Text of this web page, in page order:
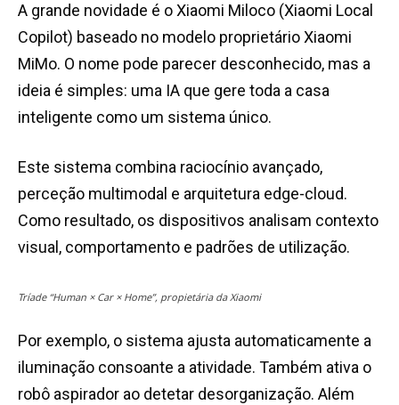
A grande novidade é o Xiaomi Miloco (Xiaomi Local
Copilot) baseado no modelo proprietário Xiaomi
MiMo. O nome pode parecer desconhecido, mas a
ideia é simples: uma IA que gere toda a casa
inteligente como um sistema único.
Este sistema combina raciocínio avançado,
perceção multimodal e arquitetura edge-cloud.
Como resultado, os dispositivos analisam contexto
visual, comportamento e padrões de utilização.
Tríade “Human × Car × Home”, propietária da Xiaomi
Por exemplo, o sistema ajusta automaticamente a
iluminação consoante a atividade. Também ativa o
robô aspirador ao detetar desorganização. Além